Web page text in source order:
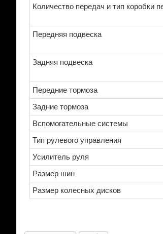
Количество передач и тип коробки
Передняя подвеска
Задняя подвеска
Передние тормоза
Задние тормоза
Вспомогательные системы
Тип рулевого управления
Усилитель руля
Размер шин
Размер колесных дисков